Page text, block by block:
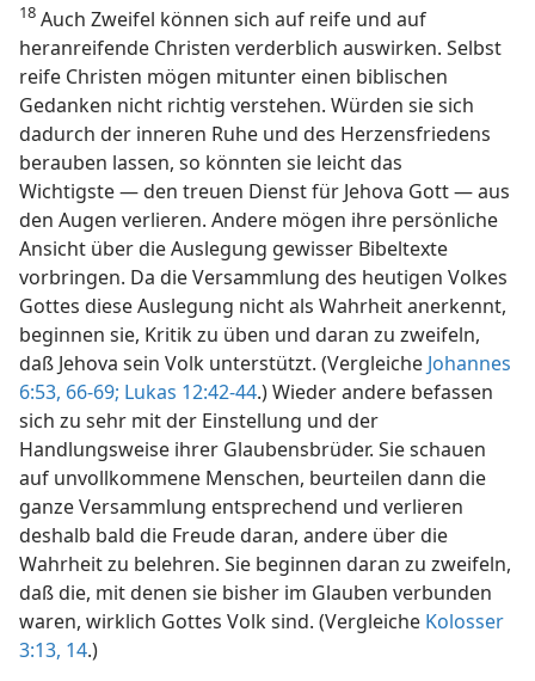
18 Auch Zweifel können sich auf reife und auf
heranreifende Christen verderblich auswirken. Selbst
reife Christen mögen mitunter einen biblischen
Gedanken nicht richtig verstehen. Würden sie sich
dadurch der inneren Ruhe und des Herzensfriedens
berauben lassen, so könnten sie leicht das
Wichtigste — den treuen Dienst für Jehova Gott — aus
den Augen verlieren. Andere mögen ihre persönliche
Ansicht über die Auslegung gewisser Bibeltexte
vorbringen. Da die Versammlung des heutigen Volkes
Gottes diese Auslegung nicht als Wahrheit anerkennt,
beginnen sie, Kritik zu üben und daran zu zweifeln,
daß Jehova sein Volk unterstützt. (Vergleiche Johannes
6:53, 66-69; Lukas 12:42-44.) Wieder andere befassen
sich zu sehr mit der Einstellung und der
Handlungsweise ihrer Glaubensbrüder. Sie schauen
auf unvollkommene Menschen, beurteilen dann die
ganze Versammlung entsprechend und verlieren
deshalb bald die Freude daran, andere über die
Wahrheit zu belehren. Sie beginnen daran zu zweifeln,
daß die, mit denen sie bisher im Glauben verbunden
waren, wirklich Gottes Volk sind. (Vergleiche Kolosser
3:13, 14.)